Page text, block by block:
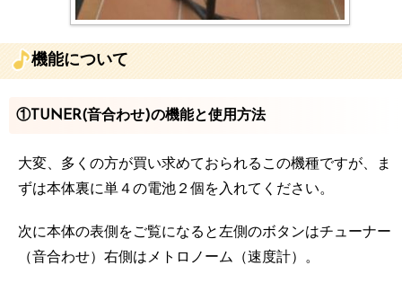
機能について
①TUNER(音合わせ)の機能と使用方法
大変、多くの方が買い求めておられるこの機種ですが、ま
ずは本体裏に単４の電池２個を入れてください。
次に本体の表側をご覧になると左側のボタンはチューナー
（音合わせ）右側はメトロノーム（速度計）。